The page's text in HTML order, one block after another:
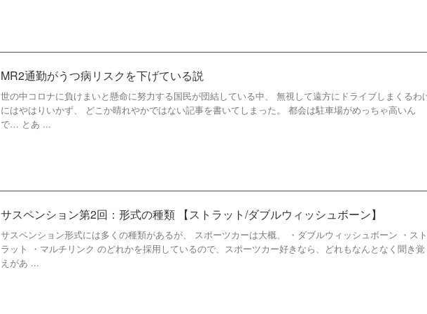
MR2通勤がうつ病リスクを下げている説
世の中コロナに負けまいと懸命に努力する国民が団結している中、 無視して遠方にドライブしまくるわ
にはやはりいかず、 どこか晴れやかではない記事を書いてしまった。 都会は駐車場がめっちゃ高いん
で… とあ ...
サスペンション第2回：形式の種類 【ストラット/ダブルウィッシュボーン】
サスペンション形式には多くの種類があるが、 スポーツカーは大概、 ・ダブルウィッシュボーン ・スト
ラット ・マルチリンク のどれかを採用しているので、スポーツカー好きなら、どれもなんとなく聞き覚
えがあ ...